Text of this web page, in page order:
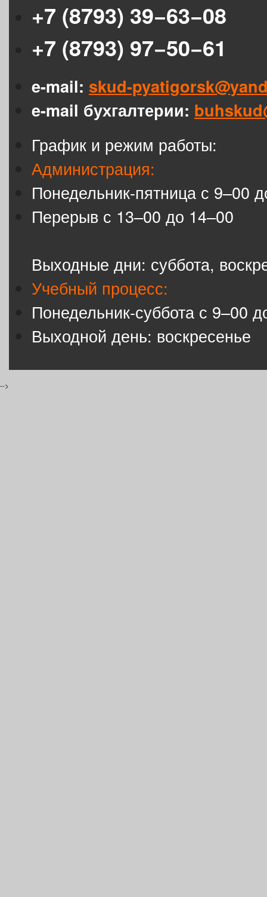
+7 (8793) 39−63−08
+7 (8793) 97−50−61
e-mail: skud-
e-mail бухгалтерии:
График и режим работы:
Администрация:
Понедельник-пятница с 9–00
Перерыв с 13–00 до 14–00
Выходные дни: суббота,
Учебный процесс:
Понедельник-суббота с 9–00
Выходной день: воскресенье
-->